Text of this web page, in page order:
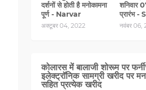
दर्शनों से होती है मनोकामना
पूर्ण - Narvar
अक्टूबर 04, 2022
शनिवार
प्रारंभ
नवंबर 06,
कोलारस में बालाजी शोरूम पर
इलेक्ट्रॉनिक सामग्री खरीद पर
सहित प्रत्‍येक खरीद